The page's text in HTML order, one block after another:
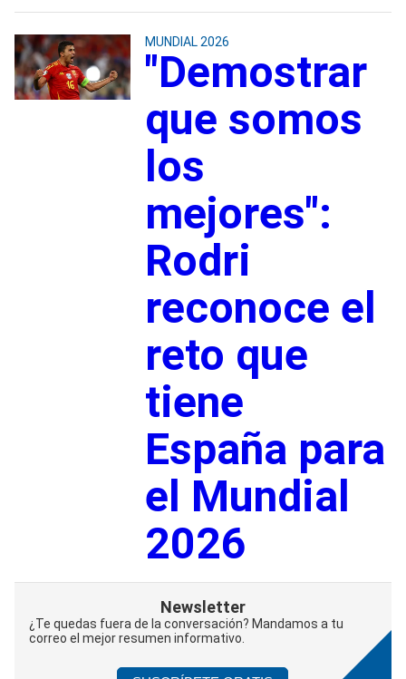
MUNDIAL 2026
"Demostrar
que somos
los
mejores":
Rodri
reconoce el
reto que
tiene
España para
el Mundial
2026
Newsletter
¿Te quedas fuera de la conversación? Mandamos a tu
correo el mejor resumen informativo.